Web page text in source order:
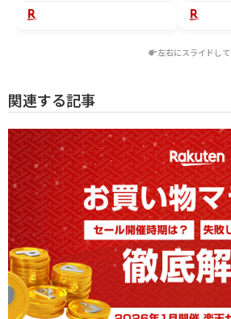
左右にスライドし
関連する記事